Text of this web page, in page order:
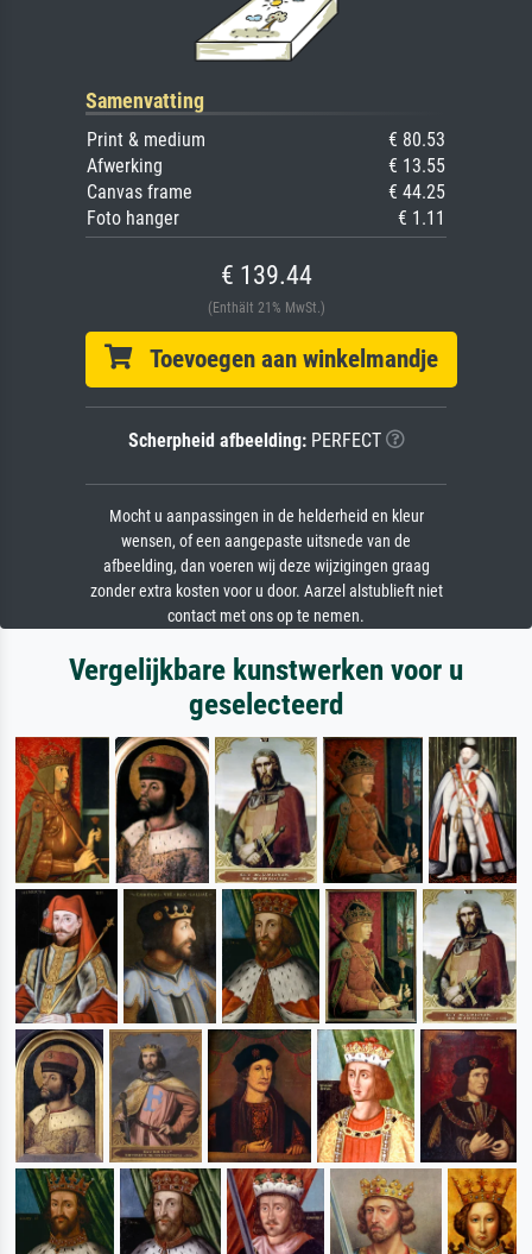
Samenvatting
Print & medium
€ 80.53
Afwerking
€ 13.55
Canvas frame
€ 44.25
Foto hanger
€ 1.11
€ 139.44
(Enthält 21% MwSt.)
Toevoegen aan winkelmandje
Scherpheid afbeelding:PERFECT
Mocht u aanpassingen in de helderheid en kleur
wensen, of een aangepaste uitsnede van de
afbeelding, dan voeren wij deze wijzigingen graag
zonder extra kosten voor u door. Aarzel alstublieft niet
contact met ons op te nemen.
Vergelijkbare kunstwerken voor u
geselecteerd